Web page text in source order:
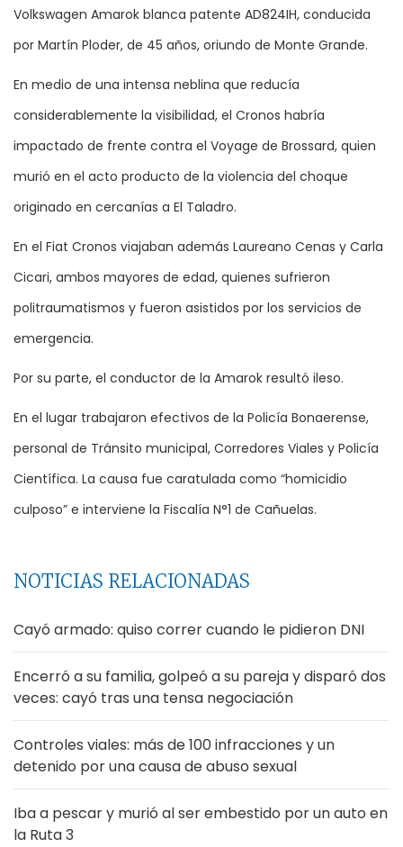
Volkswagen Amarok blanca patente AD824IH, conducida
por Martín Ploder, de 45 años, oriundo de Monte Grande.
En medio de una intensa neblina que reducía
considerablemente la visibilidad, el Cronos habría
impactado de frente contra el Voyage de Brossard, quien
murió en el acto producto de la violencia del choque
originado en cercanías a El Taladro.
En el Fiat Cronos viajaban además Laureano Cenas y Carla
Cicari, ambos mayores de edad, quienes sufrieron
politraumatismos y fueron asistidos por los servicios de
emergencia.
Por su parte, el conductor de la Amarok resultó ileso.
En el lugar trabajaron efectivos de la Policía Bonaerense,
personal de Tránsito municipal, Corredores Viales y Policía
Científica. La causa fue caratulada como “homicidio
culposo” e interviene la Fiscalía N°1 de Cañuelas.
NOTICIAS RELACIONADAS
Cayó armado: quiso correr cuando le pidieron DNI
Encerró a su familia, golpeó a su pareja y disparó dos
veces: cayó tras una tensa negociación
Controles viales: más de 100 infracciones y un
detenido por una causa de abuso sexual
Iba a pescar y murió al ser embestido por un auto en
la Ruta 3